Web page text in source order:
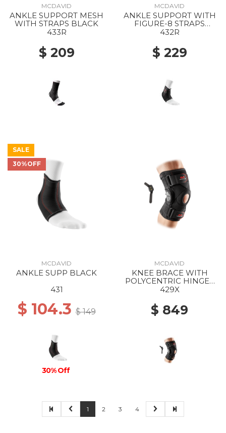
MCDAVID
ANKLE SUPPORT MESH
WITH STRAPS BLACK
433R
$ 209
MCDAVID
ANKLE SUPPORT WITH
FIGURE-8 STRAPS
BLACK
432R
$ 229
SALE
30%OFF
MCDAVID
ANKLE SUPP BLACK
431
$ 104.3$ 149
30% Off
MCDAVID
KNEE BRACE WITH
POLYCENTRIC HINGES
AND CROSS STRAPS
429X
$ 849
1 2 3 4